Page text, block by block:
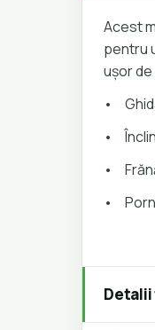
Acest
pentru
ușor
•
•
•
•